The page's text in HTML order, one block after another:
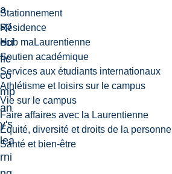
Stationnement
Résidence
Hub maLaurentienne
Soutien académique
Services aux étudiants internationaux
Athlétisme et loisirs sur le campus
Vie sur le campus
Faire affaires avec la Laurentienne
Équité, diversité et droits de la personne
Santé et bien-être
a
sp
eci
fic
co
mp
an
y's
lea
rni